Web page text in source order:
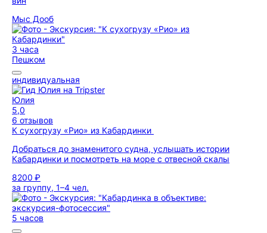
Мыс Дооб
3 часа
Пешком
индивидуальная
Юлия
5,0
6 отзывов
К сухогрузу «Рио» из Кабардинки
Добраться до знаменитого судна, услышать истории
Кабардинки и посмотреть на море с отвесной скалы
8200 ₽
за группу, 1–4 чел.
5 часов